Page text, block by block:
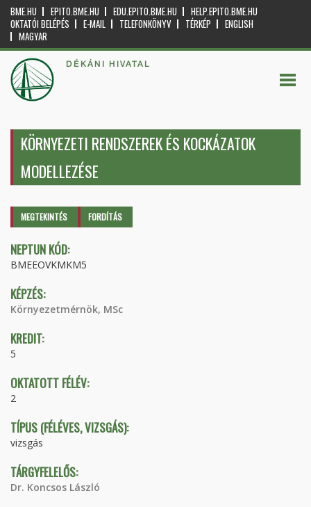
BME.HU EPITO.BME.HU EDU.EPITO.BME.HU
HELP.EPITO.BME.HU
OKTATÓI BELÉPÉS
E-MAIL TELEFONKÖNYV TÉRKÉP
ENGLISH
MAGYAR
DÉKÁNI HIVATAL
KÖRNYEZETI RENDSZEREK ÉS KOCKÁZATOK
MODELLEZÉSE
Elsődleges fülek
MEGTEKINTÉS (AKTÍVFORDÍTÁS
NEPTUN KÓD:
BMEEOVKMKM5
KÉPZÉS:
Környezetmérnök, MSc
KREDIT:
5
OKTATOTT FÉLÉV:
2
TÍPUS (FÉLÉVES, VIZSGÁS):
vizsgás
TÁRGYFELELŐS:
Dr. Koncsos László